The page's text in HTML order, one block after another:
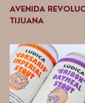
AVENIDA
TIJUANA